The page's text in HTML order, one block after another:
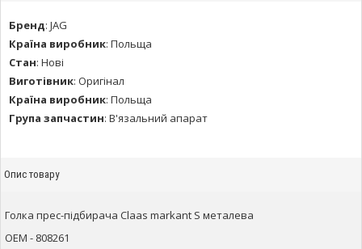
Бренд: JAG
Країна виробник: Польща
Стан: Нові
Виготівник: Оригінал
Країна виробник: Польща
Група запчастин: В'язальний апарат
Опис товару
Голка прес-підбирача Claas markant S металева
ОЕМ - 808261